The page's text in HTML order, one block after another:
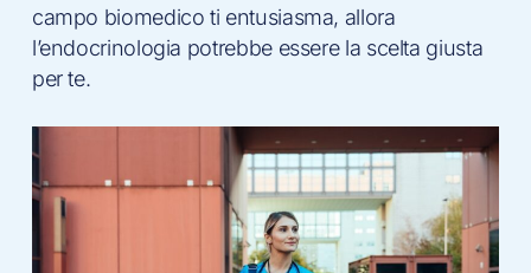
campo biomedico ti entusiasma, allora
l’endocrinologia potrebbe essere la scelta giusta
per te.